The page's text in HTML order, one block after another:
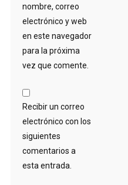
nombre, correo
electrónico y web
en este navegador
para la próxima
vez que comente.
Recibir un correo
electrónico con los
siguientes
comentarios a
esta entrada.